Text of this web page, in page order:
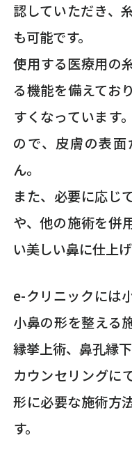
認していただき、
も可能です。
使用する医療用の
る機能を備えてお
すくなっています
ので、皮膚の表
ん。
また、必要に応じ
や、他の施術を併
い美しい鼻に仕上
e-クリニックには
小鼻の形を整える
縁挙上術、鼻孔縁
カウンセリングに
形に必要な施術方
す。